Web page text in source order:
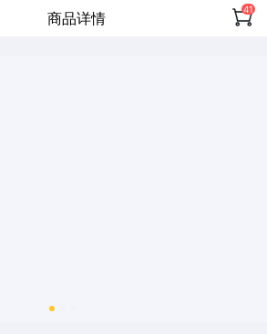
商品详情 41